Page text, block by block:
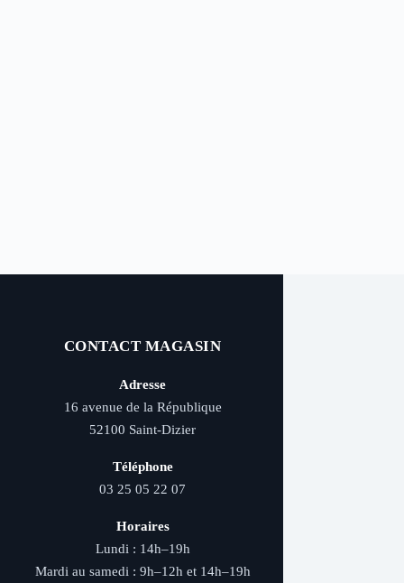
CONTACT MAGASIN
Adresse
16 avenue de la République
52100 Saint-Dizier
Téléphone
03 25 05 22 07
Horaires
Lundi : 14h–19h
Mardi au samedi : 9h–12h et 14h–19h